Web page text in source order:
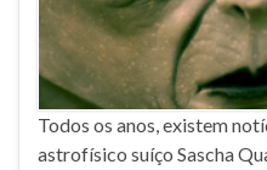
Todos os anos, existem
astrofísico suíço Sascha